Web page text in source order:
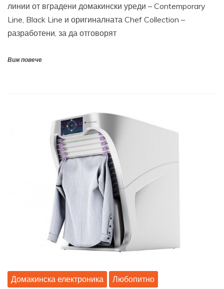
линии от вградени домакински уреди – Contemporary
Line, Black Line и оригиналната Chef Collection –
разработени, за да отговорят
Виж повече
Домакинска електроника Любопитно